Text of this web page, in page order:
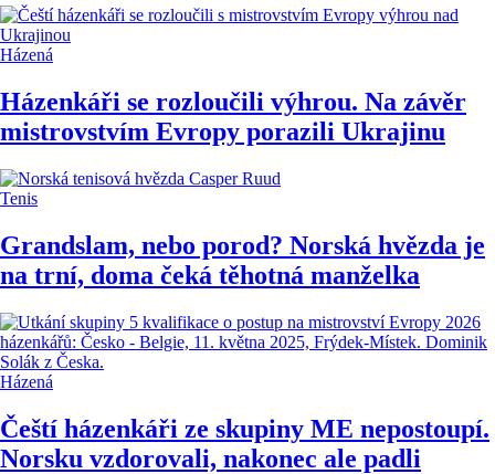
Házená
Házenkáři se rozloučili výhrou. Na závěr
mistrovstvím Evropy porazili Ukrajinu
Tenis
Grandslam, nebo porod? Norská hvězda je
na trní, doma čeká těhotná manželka
Házená
Čeští házenkáři ze skupiny ME nepostoupí.
Norsku vzdorovali, nakonec ale padli